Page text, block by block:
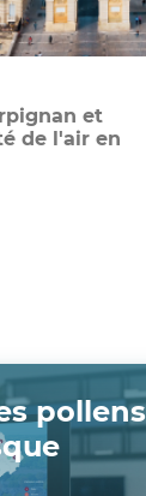
et
de l'air en
pollens